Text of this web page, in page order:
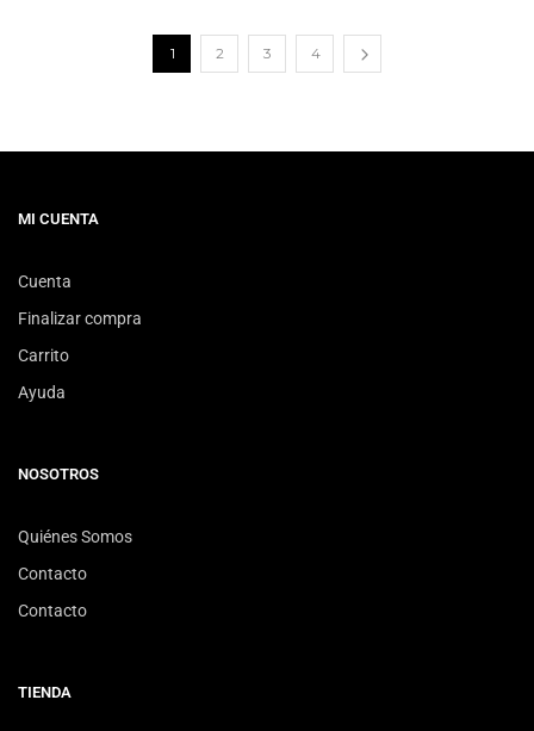
1 2 3 4
MI CUENTA
Cuenta
Finalizar compra
Carrito
Ayuda
NOSOTROS
Quiénes Somos
Contacto
Contacto
TIENDA